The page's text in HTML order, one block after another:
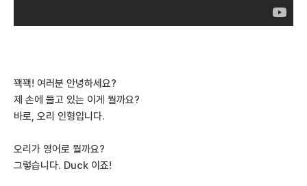
꽥꽥! 여러분 안녕하세요?
제 손에 들고 있는 이게 뭘까요?
바로, 오리 인형입니다.
오리가 영어로 뭘까요?
그렇습니다. Duck 이죠!